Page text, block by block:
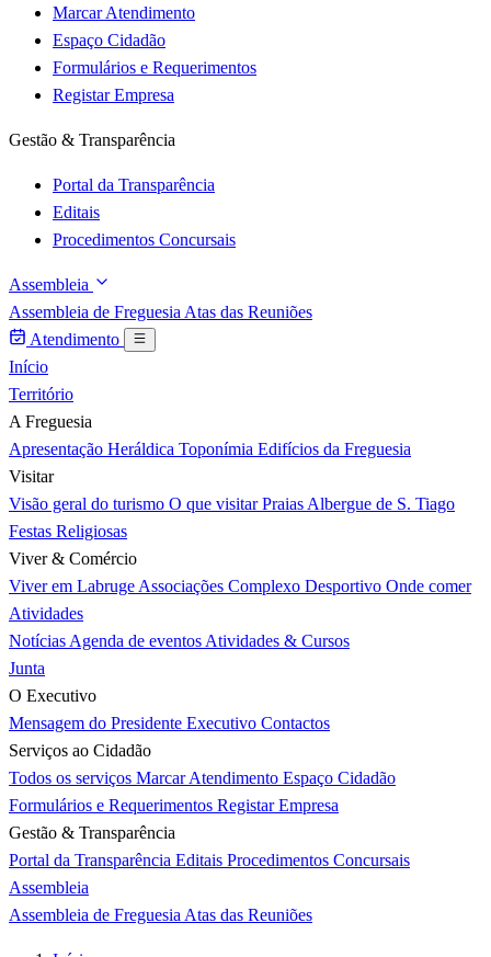
Marcar Atendimento
Espaço Cidadão
Formulários e Requerimentos
Registar Empresa
Gestão & Transparência
Portal da Transparência
Editais
Procedimentos Concursais
Assembleia
Assembleia de Freguesia Atas das Reuniões
Atendimento
Início
Território
A Freguesia
Apresentação Heráldica Toponímia Edifícios da Freguesia
Visitar
Visão geral do turismo O que visitarPraias Albergue de S. Tiago
Festas Religiosas
Viver & Comércio
Viver em Labruge Associações Complexo Desportivo Onde comer
Atividades
Notícias Agenda de eventos Atividades & Cursos
Junta
O Executivo
Mensagem do Presidente Executivo Contactos
Serviços ao Cidadão
Todos os serviços Marcar Atendimento Espaço Cidadão
Formulários e Requerimentos Registar Empresa
Gestão & Transparência
Portal da Transparência Editais Procedimentos Concursais
Assembleia
Assembleia de Freguesia Atas das Reuniões